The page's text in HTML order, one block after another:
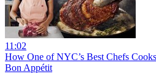
11:02
How One of NYC’s Best Chefs
Bon Appétit